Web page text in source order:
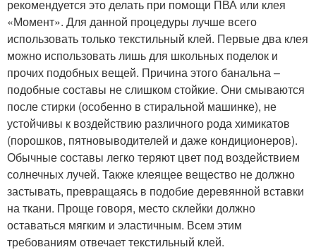
рекомендуется это делать при помощи ПВА или клея
«Момент». Для данной процедуры лучше всего
использовать только текстильный клей. Первые два клея
можно использовать лишь для школьных поделок и
прочих подобных вещей. Причина этого банальна –
подобные составы не слишком стойкие. Они смываются
после стирки (особенно в стиральной машинке), не
устойчивы к воздействию различного рода химикатов
(порошков, пятновыводителей и даже кондиционеров).
Обычные составы легко теряют цвет под воздействием
солнечных лучей. Также клеящее вещество не должно
застывать, превращаясь в подобие деревянной вставки
на ткани. Проще говоря, место склейки должно
оставаться мягким и эластичным. Всем этим
требованиям отвечает текстильный клей.